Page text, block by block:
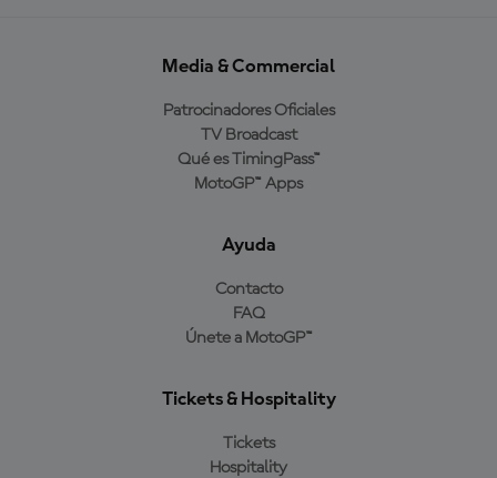
Media & Commercial
Patrocinadores Oficiales
TV Broadcast
Qué es TimingPass™
MotoGP™ Apps
Ayuda
Contacto
FAQ
Únete a MotoGP™
Tickets & Hospitality
Tickets
Hospitality